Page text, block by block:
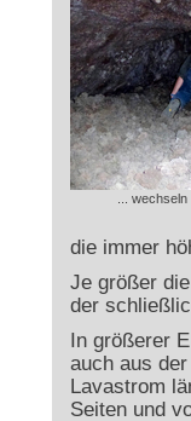
...
die immer
Je größer
der
In größerer
auch aus
Lavastrom
Seiten und